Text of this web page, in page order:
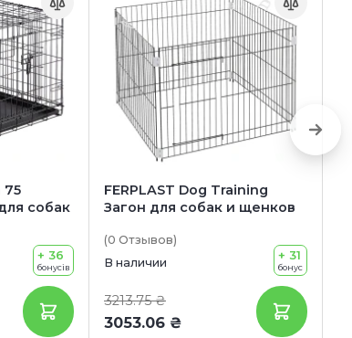
75
собак
+ 36
бонусів
FERPLAST Dog Training
Загон для собак и щенков
(0 Отзывов)
В наличии
3213.75 ₴
3053.06 ₴
+ 31
бонус